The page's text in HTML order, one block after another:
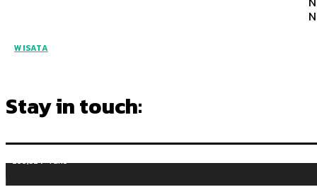
WISATA
Stay in touch:
255,324 Fans